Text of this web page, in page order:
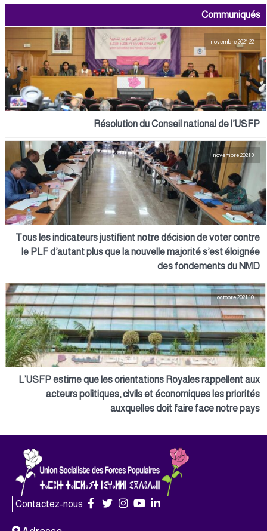
Communiqués
22 novembre 2021
Résolution du Conseil national de l’USFP
9 novembre 2021
Tous les indicateurs justifient notre décision de voter contre
le PLF d’autant plus que la nouvelle majorité s’est éloignée
des fondements du NMD
10 octobre 2021
L’USFP estime que les orientations Royales rappellent aux
acteurs politiques, civils et économiques les priorités
auxquelles doit faire face notre pays
Contactez-nous